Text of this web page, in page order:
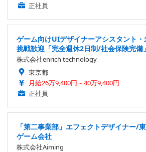
正社員
ゲーム向けUIデザイナーアシスタント
挑戦歓迎「完全週休2日制/社会保険完備
株式会社enrich technology
東京都
月給26万9,400円～40万9,400円
正社員
「第二事業部」エフェクトデザイナー/
ゲーム会社
株式会社Aiming